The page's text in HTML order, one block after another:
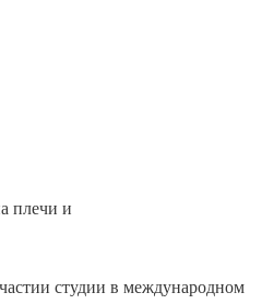
плечи и
студии в международном